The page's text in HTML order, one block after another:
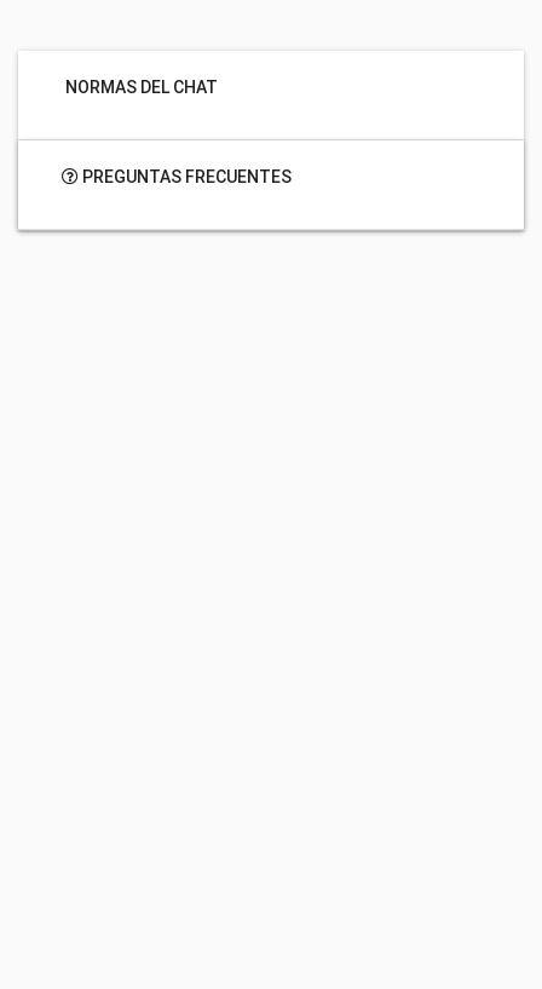
NORMAS DEL CHAT
PREGUNTAS FRECUENTES